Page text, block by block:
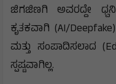
ಜಿಗಜಿಣಗಿ ಅವರದ್ದೇ
ಕೃತಕವಾಗಿ (AI/
ಮತ್ತು ಸಂಪಾದಿಸಲಾದ
ಸ್ಪಷ್ಟವಾಗಿಲ್ಲ.